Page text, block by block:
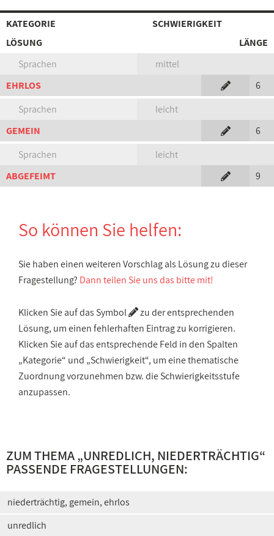
KATEGORIE
SCHWIERIGKEIT
LÖSUNG
LÄNGE
Sprachen
mittel
EHRLOS
6
Sprachen
leicht
GEMEIN
6
Sprachen
leicht
ABGEFEIMT
9
So können Sie helfen:
Sie haben einen weiteren Vorschlag als Lösung zu dieser
Fragestellung? Dann teilen Sie uns das bitte mit!
Klicken Sie auf das Symbol
zu der entsprechenden
Lösung, um einen fehlerhaften Eintrag zu korrigieren.
Klicken Sie auf das entsprechende Feld in den Spalten
„Kategorie“ und „Schwierigkeit“, um eine thematische
Zuordnung vorzunehmen bzw. die Schwierigkeitsstufe
anzupassen.
ZUM THEMA „UNREDLICH, NIEDERTRÄCHTIG“
PASSENDE FRAGESTELLUNGEN:
niederträchtig, gemein, ehrlos
unredlich